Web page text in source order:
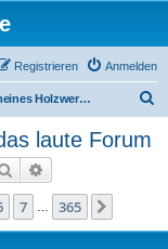
Anmelden
Registrieren
Allgemeines Holzwerkerforum - das laute Forum
laute Forum
Suche
7 365